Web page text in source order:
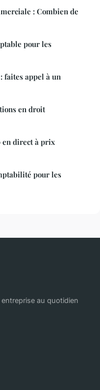
: Combien de
pour les
faites appel à un
en droit
en direct à prix
pour les
au quotidien